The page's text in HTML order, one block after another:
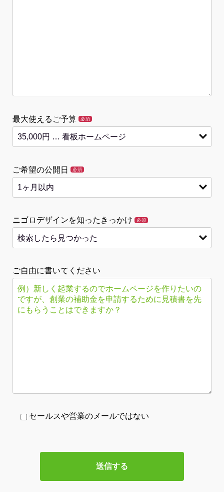
最大使えるご予算 必須
ご希望の公開日 必須
ニゴロデザインを知ったきっかけ 必須
ご自由に書いてください
セールスや営業のメールではない